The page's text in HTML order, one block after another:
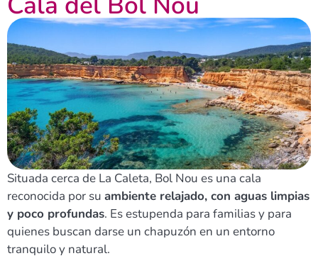
Situada cerca de La Caleta, Bol Nou es una cala
reconocida por su ambiente relajado, con aguas limpias
y poco profundas. Es estupenda para familias y para
quienes buscan darse un chapuzón en un entorno
tranquilo y natural.